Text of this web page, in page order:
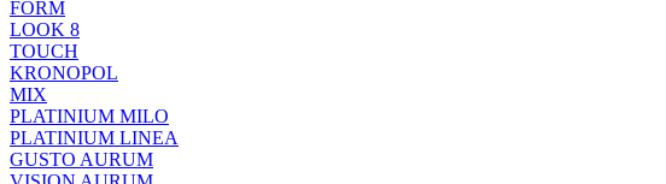
FORM
LOOK 8
TOUCH
KRONOPOL
MIX
PLATINIUM MILO
PLATINIUM LINEA
GUSTO AURUM